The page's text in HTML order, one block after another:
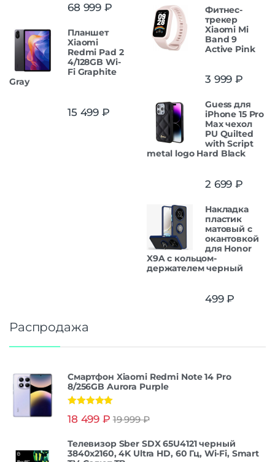
68 999 ₽
Планшет
Xiaomi
Redmi Pad 2
4/128GB Wi-
Fi Graphite
Gray
15 499 ₽
Фитнес-
трекер
Xiaomi Mi
Band 9
Active Pink
3 999 ₽
Guess для
iPhone 15 Pro
Max чехол
PU Quilted
with Script
metal logo Hard Black
2 699 ₽
Накладка
пластик
матовый с
окантовкой
для Honor
X9A с кольцом-
держателем черный
499₽
Распродажа
Смартфон Xiaomi Redmi Note 14 Pro
8/256GB Aurora Purple
из 5
18 499 ₽ 19 999₽
Телевизор Sber SDX 65U4121 черный
3840x2160, 4K Ultra HD, 60 Гц, Wi-Fi, Smart